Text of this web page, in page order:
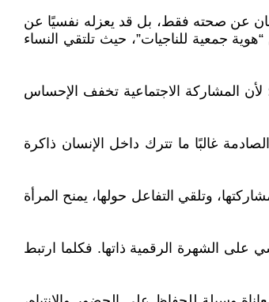
عن صحته فقط، بل قد يعزله نفسيًا عن
جمعية للناجيات”، حيث تلتقي النساء
لأن المشاركة الاجتماعية تخفف الإحساس
غالبًا ما تترك داخل الإنسان ذاكرة
وتلقي التفاعل حولها، يمنح المرأة
على الشهرة الرقمية ذاتها. فكلما ارتبط